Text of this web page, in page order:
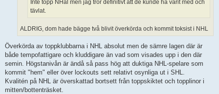
Inte topp NHal men jag tror definitivt att de kunde ha varit med och
tävlat.
ALDRIG, dom hade bägge två blivit överkörda och kommit toksist i NHL
Överkörda av toppklubbarna i NHL absolut men de sämre lagen där är
både tempofattigare och kluddigare än vad som visades upp i den där
semin. Högstanivån är ändå så pass hög att duktiga NHL-spelare som
kommit "hem" eller över lockouts sett relativt osynliga ut i SHL.
Kvalitén på NHL är överskattad bortsett från toppskiktet och topplinor i
mitten/bottenträsket.